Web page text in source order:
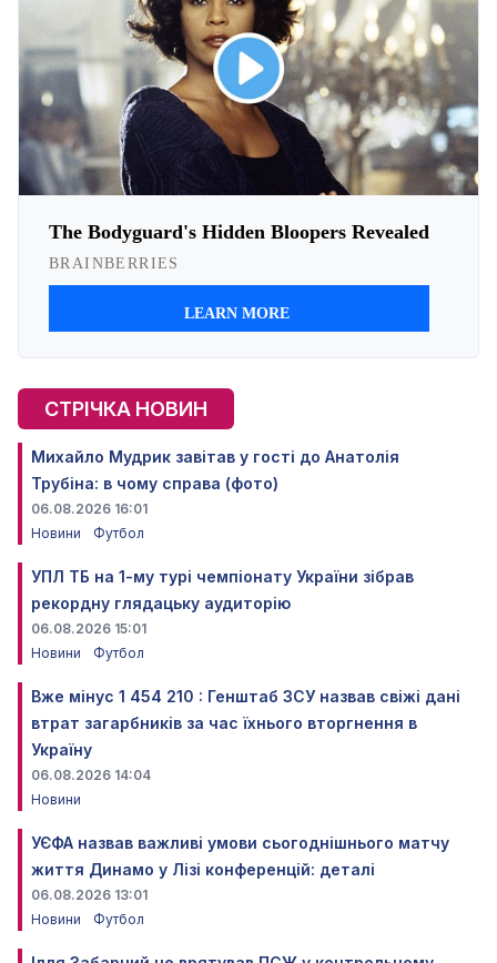
СТРІЧКА НОВИН
Михайло Мудрик завітав у гості до Анатолія
Трубіна: в чому справа (фото)
06.08.2026 16:01
Новини
Футбол
УПЛ ТБ на 1-му турі чемпіонату України зібрав
рекордну глядацьку аудиторію
06.08.2026 15:01
Новини
Футбол
Вже мінус 1 454 210 : Генштаб ЗСУ назвав свіжі дані
втрат загарбників за час їхнього вторгнення в
Україну
06.08.2026 14:04
Новини
УЄФА назвав важливі умови сьогоднішнього матчу
життя Динамо у Лізі конференцій: деталі
06.08.2026 13:01
Новини
Футбол